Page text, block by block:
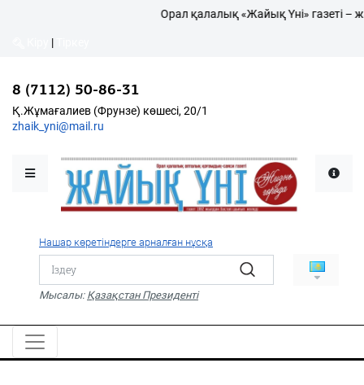
Қалалықтар қаперіне
Қоғам
Дені сау ұлт
Спорт
Жалын
PDF
Қ.Жұмағалиев (Фрунзе)
Орал қалалық «Жайық Үні» газеті –
|
8 (7112) 50-86-31
Қ.Жұмағалиев (Фрунзе) көшесі, 20/1
zhaik_yni@mail.ru
Нашар көретіндерге арналған нұсқа
Мысалы: Қазақстан Президенті